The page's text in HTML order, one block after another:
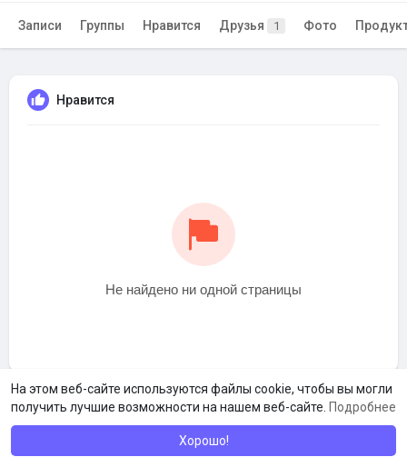
На этом веб-сайте используются файлы cookie, чтобы вы могли
получить лучшие возможности на нашем веб-сайте. Подробнее
Хорошо!
Записи Группы Нравится Друзья 1 Фото
Нравится
Не найдено ни одной страницы